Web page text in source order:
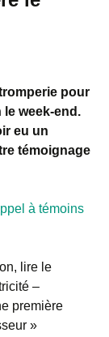
pour
le week-end.
eu un
témoignage
à témoins
lire le
–
première
»